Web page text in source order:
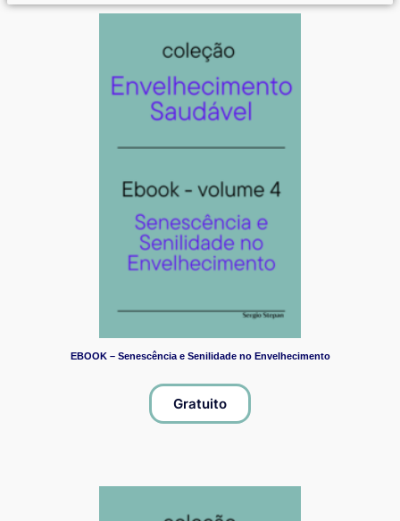
EBOOK – Senescência e Senilidade no Envelhecimento
Gratuito